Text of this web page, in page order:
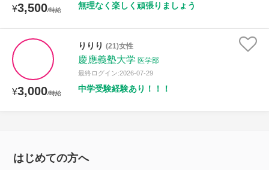
¥3,500/時給 無理なく楽しく頑張りましょう
¥3,000/時給
りりり (21)女性
慶應義塾大学 医学部
最終ログイン:2026-07-29
中学受験経験あり！！！
はじめての方へ